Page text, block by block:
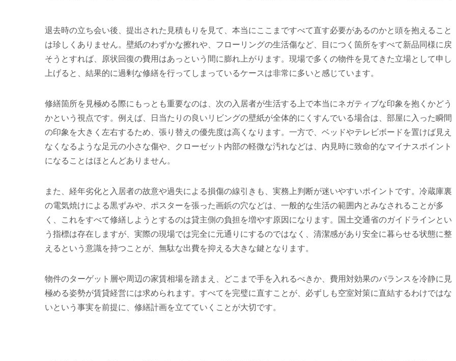
退去時の立ち会い後、提出された見積もりを見て、本当にここまですべて直す必要があるのかと頭を抱えること
は珍しくありません。壁紙のわずかな擦れや、フローリングの生活傷など、目につく箇所をすべて新品同様に戻
そうとすれば、原状回復の費用はあっという間に膨れ上がります。現場で多くの物件を見てきた立場として申し
上げると、結果的に過剰な修繕を行ってしまっているケースは非常に多いと感じています。
修繕箇所を見極める際にもっとも重要なのは、次の入居者が生活する上で本当にネガティブな印象を抱くかどう
かという視点です。例えば、日当たりの良いリビングの壁紙が全体的にくすんでいる場合は、部屋に入った瞬間
の印象を大きく左右するため、張り替えの優先度は高くなります。一方で、ベッドやテレビボードを置けば見え
なくなるような足元の小さな傷や、クローゼット内部の軽微な汚れなどは、内見時に致命的なマイナスポイント
になることはほとんどありません。
また、経年劣化と入居者の故意や過失による損傷の線引きも、実務上判断が迷いやすいポイントです。冷蔵庫裏
の電気焼けによる黒ずみや、ポスターを張った画鋲の穴などは、一般的な生活の範囲内とみなされることが多
く、これをすべて修繕しようとするのは貸主側の負担を増やす原因になります。国土交通省のガイドラインとい
う指標は存在しますが、実際の現場では完全に元通りにするのではなく、清潔感があり安全に暮らせる状態に整
えるという意識を持つことが、無駄な出費を抑える大きな鍵となります。
物件のターゲット層や周辺の家賃相場を踏まえ、どこまで手を入れるべきか、費用対効果のバランスを冷静に見
極める姿勢が賃貸経営には求められます。すべてを完璧に直すことが、必ずしも空室対策に直結するわけではな
いという事実を前提に、修繕計画を立てていくことが大切です。